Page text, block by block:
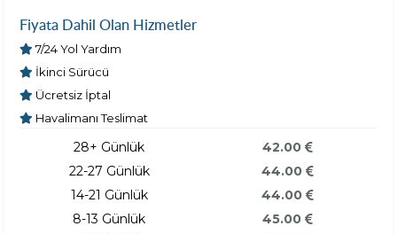
Fiyata Dahil Olan Hizmetler
7/24 Yol Yardım
İkinci Sürücü
Ücretsiz İptal
Havalimanı Teslimat
28+ Günlük
22-27 Günlük
14-21 Günlük
8-13 Günlük
42.00
44.00
44.00
45.00